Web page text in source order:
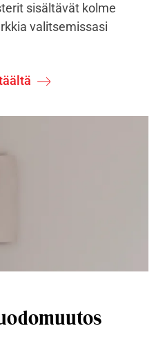
sisältävät kolme
valitsemissasi